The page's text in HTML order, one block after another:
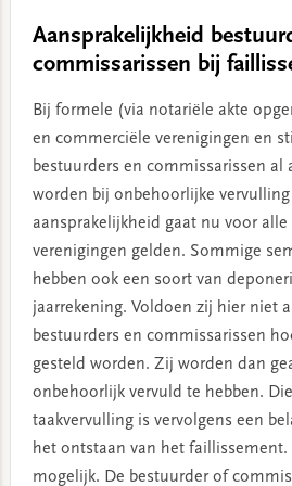
Aansprakelijkheid
commissarissen bij
Bij formele (via notariële akte
en commerciële verenigingen en
bestuurders en commissarissen al
worden bij onbehoorlijke
aansprakelijkheid gaat nu voor
verenigingen gelden. Sommige
hebben ook een soort van
jaarrekening. Voldoen zij hier niet
bestuurders en commissarissen
gesteld worden. Zij worden dan
onbehoorlijk vervuld te hebben.
taakvervulling is vervolgens een
het ontstaan van het faillissement.
mogelijk. De bestuurder of